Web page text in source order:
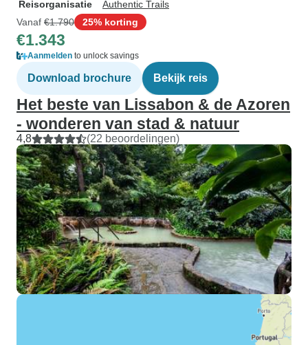
Reisorganisatie
Authentic Trails
Vanaf €1.790 25% korting
€1.343
Aanmelden to unlock savings
Download brochure Bekijk reis
Het beste van Lissabon & de Azoren
- wonderen van stad & natuur
4,8 (22 beoordelingen)